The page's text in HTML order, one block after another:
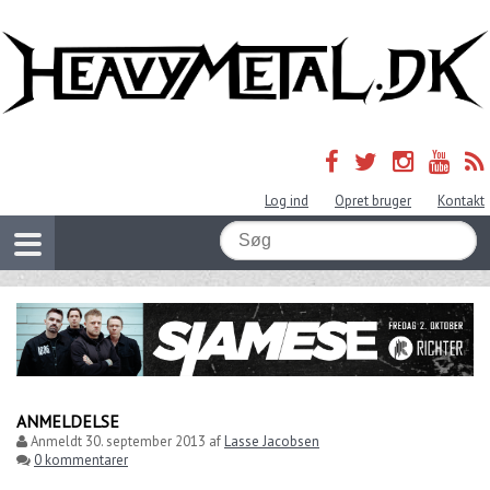
Log ind Opret bruger Kontakt
ANMELDELSE
Anmeldt 30. september 2013 afLasse Jacobsen
0 kommentarer